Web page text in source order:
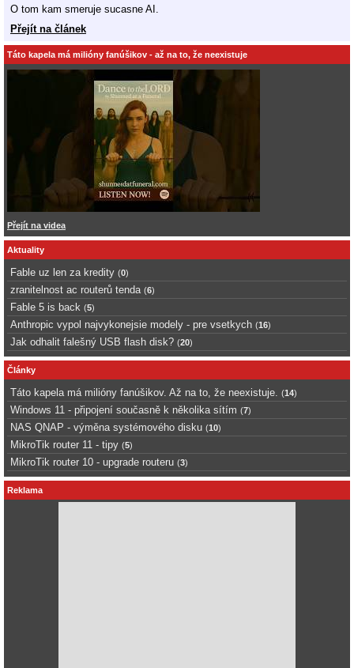
O tom kam smeruje sucasne AI.
Přejít na článek
Táto kapela má milióny fanúšikov - až na to, že neexistuje
Přejít na videa
Aktuality
Fable uz len za kredity (0)
zranitelnost ac routerů tenda (6)
Fable 5 is back (5)
Anthropic vypol najvykonejsie modely - pre vsetkych (16)
Jak odhalit falešný USB flash disk? (20)
Články
Táto kapela má milióny fanúšikov. Až na to, že neexistuje. (14)
Windows 11 - připojení současně k několika sítím (7)
NAS QNAP - výměna systémového disku (10)
MikroTik router 11 - tipy (5)
MikroTik router 10 - upgrade routeru (3)
Reklama